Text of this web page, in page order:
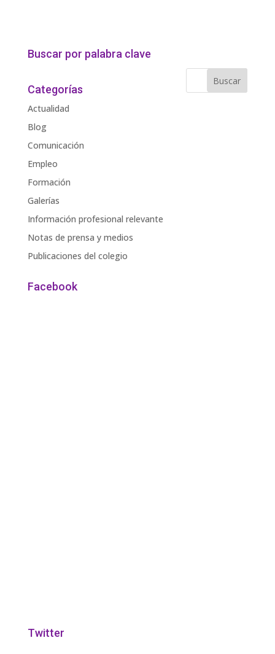
Buscar por palabra clave
Categorías
Actualidad
Blog
Comunicación
Empleo
Formación
Galerías
Información profesional relevante
Notas de prensa y medios
Publicaciones del colegio
Facebook
Twitter